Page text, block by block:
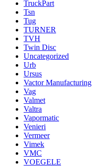
TruckPart
Tsn
Tug
TURNER
TVH
Twin Disc
Uncategorized
Urb
Ursus
Vactor Manufacturing
Vag
Valmet
Valtra
Vapormatic
Venieri
Vermeer
Vimek
VMC
VOEGELE